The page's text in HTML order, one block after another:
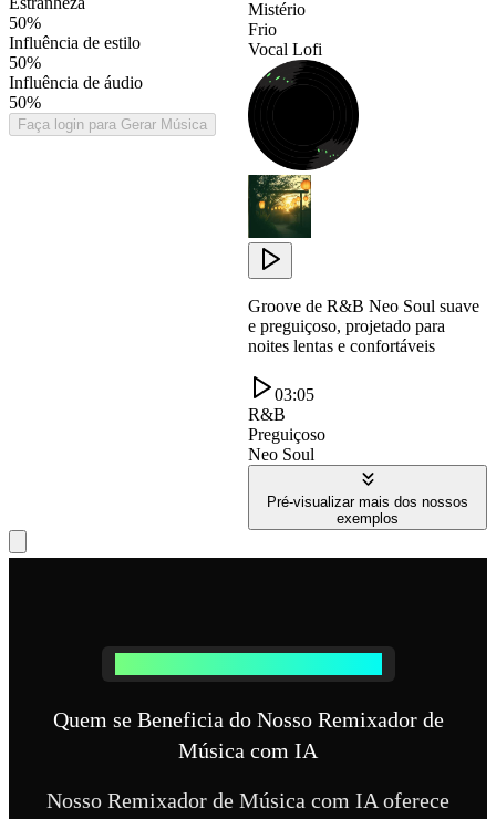
50%
Influência de estilo
50%
Influência de áudio
50%
Faça login para Gerar Música
Mistério
Frio
Vocal Lofi
Groove de R&B Neo Soul suave
e preguiçoso, projetado para
noites lentas e confortáveis
03:05
R&B
Preguiçoso
Neo Soul
Pré-visualizar mais dos nossos
exemplos
Quem se Beneficia do Nosso Remixador de
Música com IA
Nosso Remixador de Música com IA oferece